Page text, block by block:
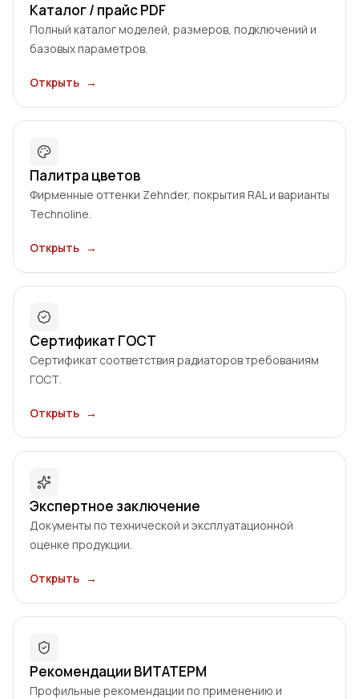
Каталог / прайс PDF
Полный каталог моделей, размеров, подключений и
базовых параметров.
Открыть →
Палитра цветов
Фирменные оттенки Zehnder, покрытия RAL и варианты
Technoline.
Открыть →
Сертификат ГОСТ
Сертификат соответствия радиаторов требованиям
ГОСТ.
Открыть →
Экспертное заключение
Документы по технической и эксплуатационной
оценке продукции.
Открыть →
Рекомендации ВИТАТЕРМ
Профильные рекомендации по применению и